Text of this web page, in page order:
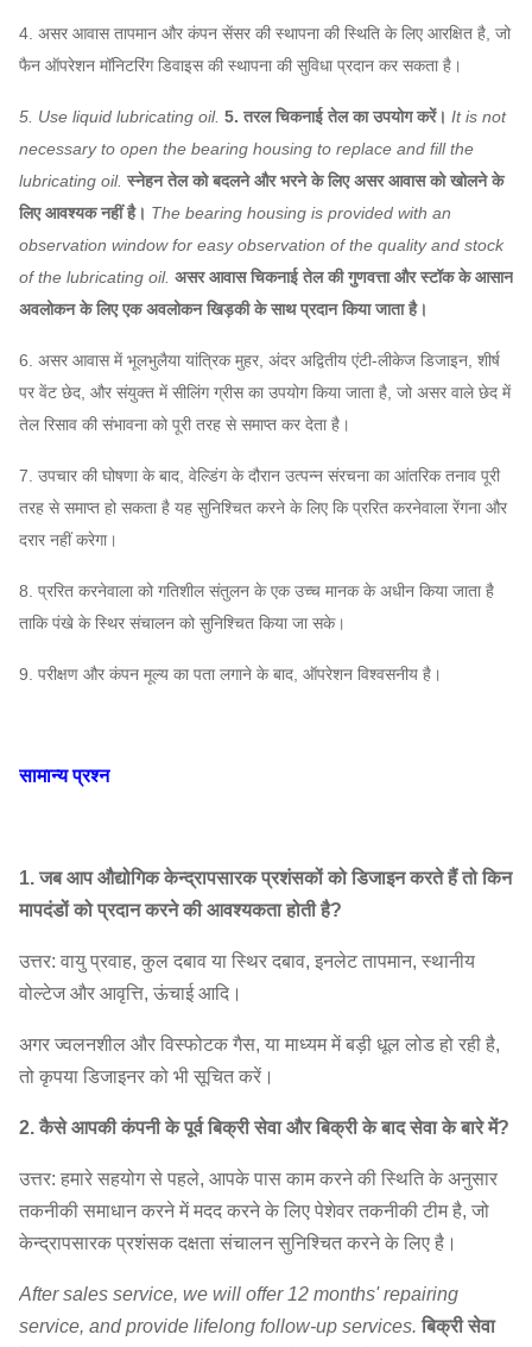
सिस्टम बेस फ्रेम, सुरक्षात्मक स्क्रीनिंग, साइलेंसर, इनलेट और
आउटलेट पाइपलाइन कम्पेसाटर,
4. असर आवास तापमान और कंपन सेंसर की स्थापना की स्थिति के लिए आरक्षित है, जो
फैन ऑपरेशन मॉनिटरिंग डिवाइस की स्थापना की सुविधा प्रदान कर सकता है।
5. Use liquid lubricating oil. 5. तरल चिकनाई तेल का उपयोग करें। It is not
necessary to open the bearing housing to replace and fill the
lubricating oil. स्नेहन तेल को बदलने और भरने के लिए असर आवास को खोलने के
लिए आवश्यक नहीं है। The bearing housing is provided with an
observation window for easy observation of the quality and stock
of the lubricating oil. असर आवास चिकनाई तेल की गुणवत्ता और स्टॉक के आसान
अवलोकन के लिए एक अवलोकन खिड़की के साथ प्रदान किया जाता है।
6. असर आवास में भूलभुलैया यांत्रिक मुहर, अंदर अद्वितीय एंटी-लीकेज डिजाइन, शीर्ष
पर वेंट छेद, और संयुक्त में सीलिंग ग्रीस का उपयोग किया जाता है, जो असर वाले छेद में
तेल रिसाव की संभावना को पूरी तरह से समाप्त कर देता है।
7. उपचार की घोषणा के बाद, वेल्डिंग के दौरान उत्पन्न संरचना का आंतरिक तनाव पूरी
तरह से समाप्त हो सकता है यह सुनिश्चित करने के लिए कि प्ररित करनेवाला रेंगना और
दरार नहीं करेगा।
8. प्ररित करनेवाला को गतिशील संतुलन के एक उच्च मानक के अधीन किया जाता है
ताकि पंखे के स्थिर संचालन को सुनिश्चित किया जा सके।
9. परीक्षण और कंपन मूल्य का पता लगाने के बाद, ऑपरेशन विश्वसनीय है।
सामान्य प्रश्न
1. जब आप औद्योगिक केन्द्रापसारक प्रशंसकों को डिजाइन करते हैं तो किन
मापदंडों को प्रदान करने की आवश्यकता होती है?
उत्तर: वायु प्रवाह, कुल दबाव या स्थिर दबाव, इनलेट तापमान, स्थानीय
वोल्टेज और आवृत्ति, ऊंचाई आदि।
अगर ज्वलनशील और विस्फोटक गैस, या माध्यम में बड़ी धूल लोड हो रही है,
तो कृपया डिजाइनर को भी सूचित करें।
2. कैसे आपकी कंपनी के पूर्व बिक्री सेवा और बिक्री के बाद सेवा के बारे में?
उत्तर: हमारे सहयोग से पहले, आपके पास काम करने की स्थिति के अनुसार
तकनीकी समाधान करने में मदद करने के लिए पेशेवर तकनीकी टीम है, जो
केन्द्रापसारक प्रशंसक दक्षता संचालन सुनिश्चित करने के लिए है।
After sales service, we will offer 12 months' repairing
service, and provide lifelong follow-up services. बिक्री सेवा